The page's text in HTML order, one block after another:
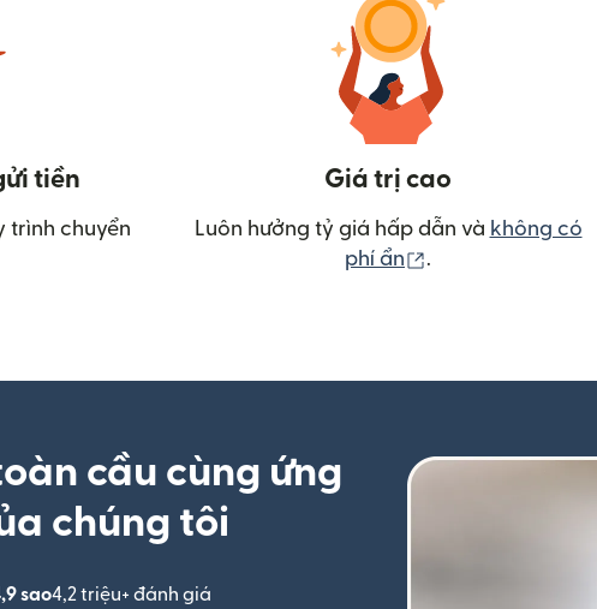
tiền
trình chuyển
Giá trị cao
Luôn hưởng tỷ giá hấp dẫn và không có
phí ẩn
(mở trong cửa
.
cầu cùng ứng
chúng tôi
sao4,2 triệu+ đánh giá